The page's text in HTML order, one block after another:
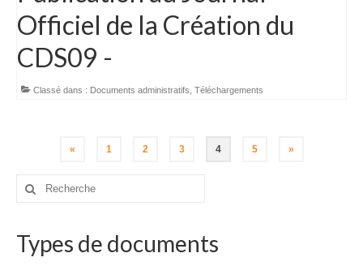
Officiel de la Création du
CDS09 -
Classé dans : Documents administratifs Téléchargements
Navigation
des
articles
« 1 2 3 4 5 »
Rechercher
Types de documents